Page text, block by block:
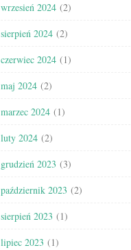
wrzesień 2024 (2)
sierpień 2024 (2)
czerwiec 2024 (1)
maj 2024 (2)
marzec 2024 (1)
luty 2024 (2)
grudzień 2023 (3)
październik 2023 (2)
sierpień 2023 (1)
lipiec 2023 (1)